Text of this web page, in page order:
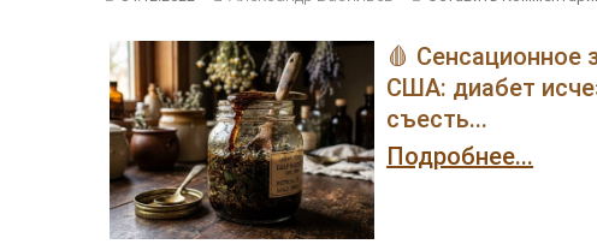
🩸 Сенсационное
США: диабет
съесть...
Подробнее...